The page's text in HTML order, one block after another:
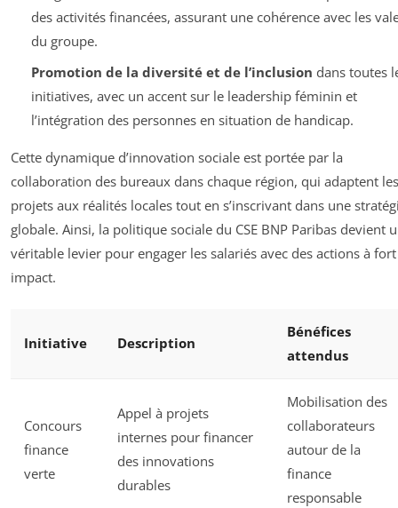
des activités financées, assurant une cohérence avec les
du groupe.
Promotion de la diversité et de l’inclusion dans toutes
initiatives, avec un accent sur le leadership féminin et
l’intégration des personnes en situation de handicap.
Cette dynamique d’innovation sociale est portée par la
collaboration des bureaux dans chaque région, qui adaptent les
projets aux réalités locales tout en s’inscrivant dans une
globale. Ainsi, la politique sociale du CSE BNP Paribas devient
véritable levier pour engager les salariés avec des actions à fort
impact.
Initiative Description
Bénéfices
attendus
Concours
finance
verte
Appel à projets
internes pour financer
des innovations
durables
Mobilisation des
collaborateurs
autour de la
finance
responsable